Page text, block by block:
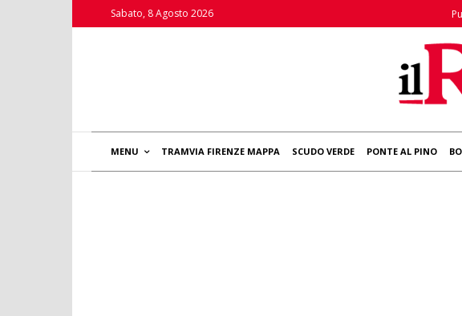
Sabato, 8 Agosto 2026
MENU TRAMVIA FIRENZE MAPPA SCUDO VERDE PONTE AL PINO